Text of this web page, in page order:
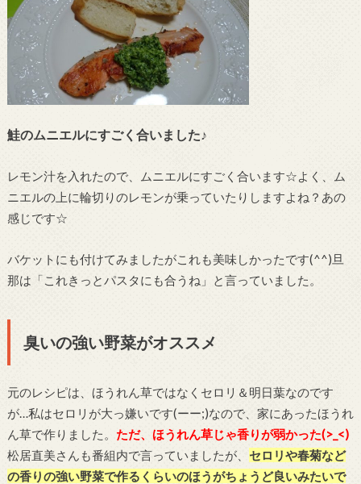
鮭のムニエルにすごく合いました♪
レモン汁を入れたので、ムニエルにすごく合います☆よく、ム
ニエルの上に輪切りのレモンが乗っていたりしますよね？あの
感じです☆
バケットにも付けてみましたがこれも美味しかったです(^^)旦
那は「これきっとパスタにも合うね」と言っていました。
臭いの強い野菜がオススメ
元のレシピは、ほうれん草ではなくセロリ＆明日葉なのです
が…私はセロリが大っ嫌いです(ーー;)なので、家にあったほうれ
ん草で作りました。 ただ、ほうれん草じゃ香りが弱かった(>_<)
松居直美さんも番組内で言っていましたが、 セロリや春菊など
の香りの強い野菜で作るくらいのほうがちょうど良いみたいで